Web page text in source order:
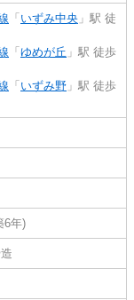
「 いずみ中央 」駅 徒
「 ゆめが丘 」駅 徒歩
「 いずみ野 」駅 徒歩
6年)